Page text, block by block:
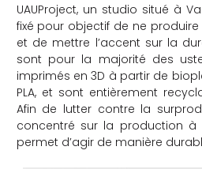
UAUProject, un studio situé à
fixé pour objectif de ne
et de mettre l’accent sur la
sont pour la majorité des
imprimés en 3D à partir de
PLA, et sont entièrement
Afin de lutter contre la
concentré sur la production
permet d’agir de manière